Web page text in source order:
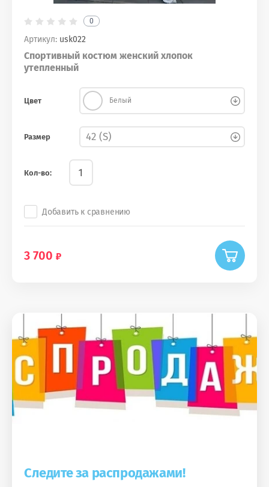
0
Артикул: usk022
Спортивный костюм женский хлопок
утепленный
Цвет Белый
Размер
Кол-во:
Добавить к сравнению
3 700
Следите за распродажами!